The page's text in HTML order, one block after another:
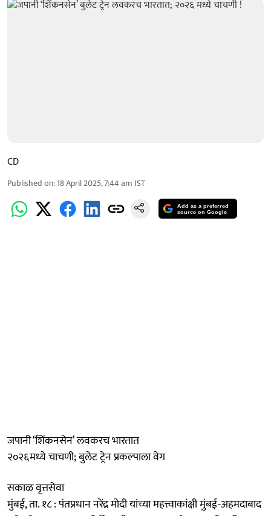
CD
Published on:18 April 2025, 7:44 am IST
Add as a preferred
source on Google
जपानी ‘शिंकनसेन’ लवकरच भारतात
२०२६मध्ये चाचणी; बुलेट ट्रेन प्रकल्पाला वेग
सकाळ वृत्तसेवा
मुंबई, ता. १८ : पंतप्रधान नरेंद्र मोदी यांच्या महत्त्वाकांक्षी मुंबई-अहमदाबाद